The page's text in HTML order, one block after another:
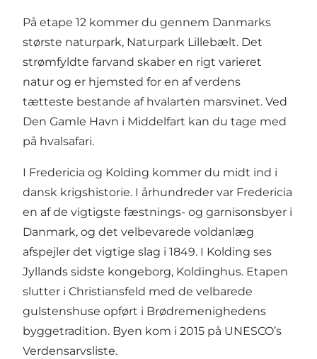
På etape 12 kommer du gennem Danmarks
største naturpark, Naturpark Lillebælt. Det
strømfyldte farvand skaber en rigt varieret
natur og er hjemsted for en af verdens
tætteste bestande af hvalarten marsvinet. Ved
Den Gamle Havn i Middelfart kan du tage med
på hvalsafari.
I Fredericia og Kolding kommer du midt ind i
dansk krigshistorie. I århundreder var Fredericia
en af de vigtigste fæstnings- og garnisonsbyer i
Danmark, og det velbevarede voldanlæg
afspejler det vigtige slag i 1849. I Kolding ses
Jyllands sidste kongeborg, Koldinghus. Etapen
slutter i Christiansfeld med de velbarede
gulstenshuse opført i Brødremenighedens
byggetradition. Byen kom i 2015 på UNESCO’s
Verdensarvsliste.